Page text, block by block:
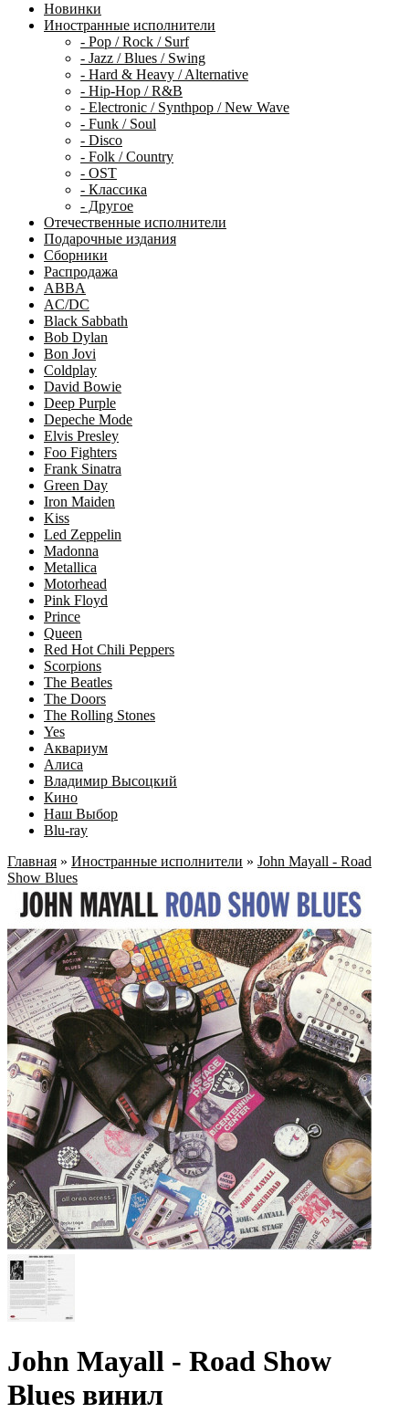
Новинки
Иностранные исполнители
- Pop / Rock / Surf
- Jazz / Blues / Swing
- Hard & Heavy / Alternative
- Hip-Hop / R&B
- Electronic / Synthpop / New Wave
- Funk / Soul
- Disco
- Folk / Country
- OST
- Классика
- Другое
Отечественные исполнители
Подарочные издания
Сборники
Распродажа
ABBA
AC/DC
Black Sabbath
Bob Dylan
Bon Jovi
Coldplay
David Bowie
Deep Purple
Depeche Mode
Elvis Presley
Foo Fighters
Frank Sinatra
Green Day
Iron Maiden
Kiss
Led Zeppelin
Madonna
Metallica
Motorhead
Pink Floyd
Prince
Queen
Red Hot Chili Peppers
Scorpions
The Beatles
The Doors
The Rolling Stones
Yes
Аквариум
Алиса
Владимир Высоцкий
Кино
Наш Выбор
Blu-ray
Главная » Иностранные исполнители » John Mayall ‎- Road
Show Blues
John Mayall ‎- Road Show
Blues винил